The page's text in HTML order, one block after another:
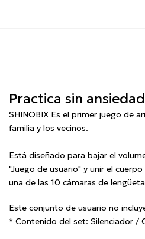
Practica sin
SHINOBIX Es el primer juego de
familia y los vecinos.
Está diseñado para bajar el
"Juego de usuario" y unir el
una de las 10 cámaras de
Este conjunto de usuario no
* Contenido del set: Silenciador /